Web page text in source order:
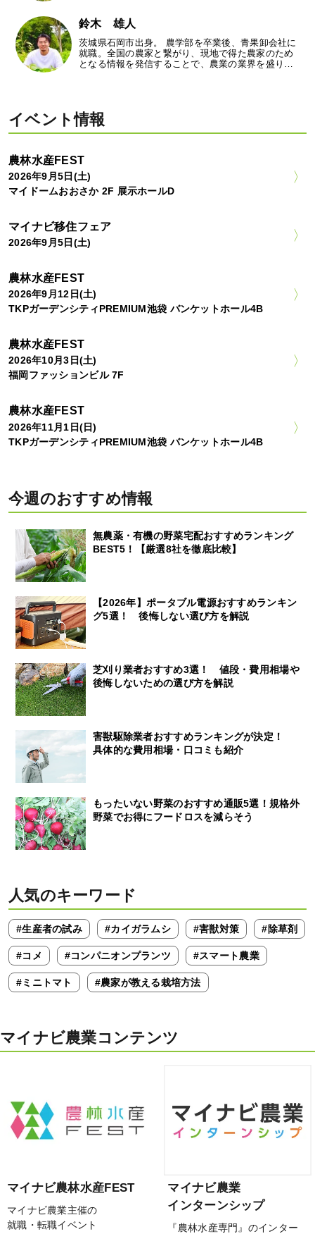
鈴木 雄人
茨城県石岡市出身。 農学部を卒業後、青果卸会社に
就職。全国の農家と繋がり、現地で得た農家のため
となる情報を発信することで、農業の業界を盛り…
イベント情報
農林水産FEST
2026年9月5日(土)
マイドームおおさか 2F 展示ホールD
マイナビ移住フェア
2026年9月5日(土)
農林水産FEST
2026年9月12日(土)
TKPガーデンシティPREMIUM池袋 バンケットホール4B
農林水産FEST
2026年10月3日(土)
福岡ファッションビル 7F
農林水産FEST
2026年11月1日(日)
TKPガーデンシティPREMIUM池袋 バンケットホール4B
今週のおすすめ情報
無農薬・有機の野菜宅配おすすめランキング
BEST5！【厳選8社を徹底比較】
【2026年】ポータブル電源おすすめランキン
グ5選！ 後悔しない選び方を解説
芝刈り業者おすすめ3選！ 値段・費用相場や
後悔しないための選び方を解説
害獣駆除業者おすすめランキングが決定！
具体的な費用相場・口コミも紹介
もったいない野菜のおすすめ通販5選！規格外
野菜でお得にフードロスを減らそう
人気のキーワード
#生産者の試み #カイガラムシ #害獣対策 #除草剤
#コメ #コンパニオンプランツ #スマート農業
#ミニトマト #農家が教える栽培方法
マイナビ農業コンテンツ
マイナビ農林水産FEST
マイナビ農業主催の
就職・転職イベント
マイナビ農業
インターンシップ
『農林水産専門』のインター